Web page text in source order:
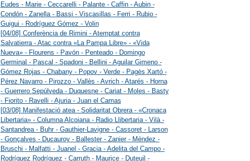
Eudes - Marie - Ceccarelli - Palante - Caffin - Aubin -
Condón - Zanella - Bassi - Viscasillas - Ferri - Rubio -
Guigui - Rodríguez Gómez - Volin
[04/08] Conferència de Rimini - Atemptat contra
Salvatierra - Atac contra «La Pampa Libre» - «Vida
Nueva» - Flourens - Pavón - Penteado - Domingo
Germinal - Pascal - Spadoni - Bellini - Aguilar Gimeno -
Gómez Rojas - Chabany - Popov - Verde - Pagès Xartó -
Pérez Navarro - Pirozzo - Vallès - Avrich - Atarés - Horna
- Guerrero Sepúlveda - Duquesne - Cariat - Moles - Basty
- Fiorito - Ravelli - Ajuria - Juan el Camas
[03/08] Manifestació atea - Solidaritat Obrera - «Cronaca
Libertaria» - Columna Alcoiana - Radio Llibertaria - Vilà -
Santandrea - Buhr - Gauthier-Lavigne - Cassoret - Larson
- Gonçalves - Ducauroy - Ballester - Zanier - Méndez -
Bruschi - Malfatti - Juanel - Gracia - Adelita del Campo -
Rodríguez Rodríguez - Carruth - Maurice - Duteuil -